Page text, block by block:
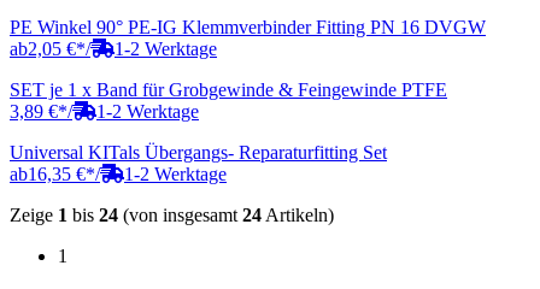
PE Winkel 90° PE-IG Klemmverbinder Fitting PN 16 DVGW
ab2,05 €*/
1-2 Werktage
SET je 1 x Band für Grobgewinde & Feingewinde PTFE
3,89 €*/
1-2 Werktage
Universal KITals Übergangs- Reparaturfitting Set
ab16,35 €*/
1-2 Werktage
Zeige 1 bis 24 (von insgesamt 24 Artikeln)
1